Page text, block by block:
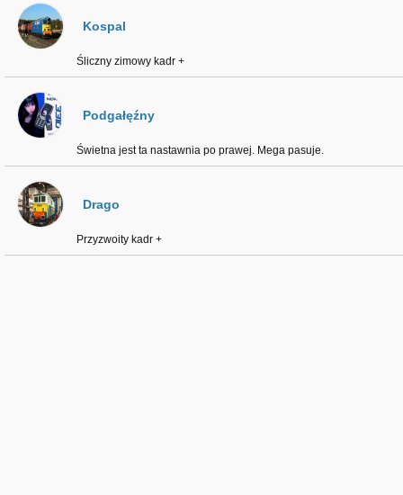
Kospal
Śliczny zimowy kadr +
Podgałęźny
Świetna jest ta nastawnia po prawej. Mega pasuje.
Drago
Przyzwoity kadr +